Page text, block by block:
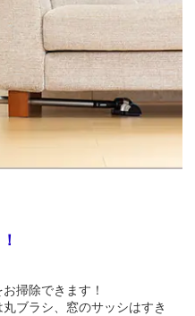
掃除できます！
ブラシ、窓のサッシはすき